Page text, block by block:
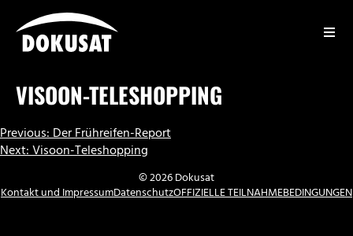
Inhalt
springen
VISOON-TELESHOPPING
BEITRAGSNAVIGATION
Previous:Der Frühreifen-Report
Next:Visoon-Teleshopping
© 2026 Dokusat
Kontakt und ImpressumDatenschutzOFFIZIELLE TEILNAHMEBEDINGUNGEN